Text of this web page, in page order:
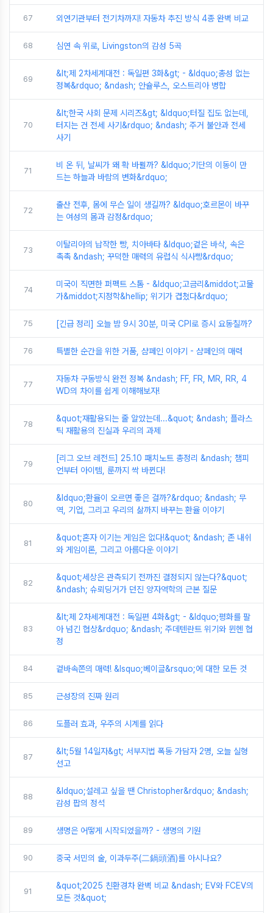
67 외연기관부터 전기차까지! 자동차 추진 방식 4종 완벽 비교
68 심연 속 위로, Livingston의 감성 5곡
69
&lt;제 2차세계대전 : 독일편 3화&gt; - &ldquo;총성 없는
정복&rdquo; &ndash; 안슐루스, 오스트리아 병합
70
&lt;한국 사회 문제 시리즈&gt; &ldquo;터질 집도 없는데,
터지는 건 전세 사기&rdquo; &ndash; 주거 불안과 전세
사기
71
비 온 뒤, 날씨가 왜 확 바뀔까? &ldquo;기단의 이동이 만
드는 하늘과 바람의 변화&rdquo;
72
출산 전후, 몸에 무슨 일이 생길까? &ldquo;호르몬이 바꾸
는 여성의 몸과 감정&rdquo;
73
이탈리아의 납작한 빵, 치아바타 &ldquo;겉은 바삭, 속은
촉촉 &ndash; 꾸덕한 매력의 유럽식 식사빵&rdquo;
74
미국이 직면한 퍼펙트 스톰 - &ldquo;고금리&middot;고물
가&middot;지정학&hellip; 위기가 겹쳤다&rdquo;
75 [긴급 정리] 오늘 밤 9시 30분, 미국 CPI로 증시 요동칠까?
76 특별한 순간을 위한 거품, 샴페인 이야기 - 샴페인의 매력
77
자동차 구동방식 완전 정복 &ndash; FF, FR, MR, RR, 4
WD의 차이를 쉽게 이해해보자!
78
&quot;재활용되는 줄 알았는데...&quot; &ndash; 플라스
틱 재활용의 진실과 우리의 과제
79
[리그 오브 레전드] 25.10 패치노트 총정리 &ndash; 챔피
언부터 아이템, 룬까지 싹 바뀐다!
80
&ldquo;환율이 오르면 좋은 걸까?&rdquo; &ndash; 무
역, 기업, 그리고 우리의 삶까지 바꾸는 환율 이야기
81
&quot;혼자 이기는 게임은 없다!&quot; &ndash; 존 내쉬
와 게임이론, 그리고 아름다운 이야기
82
&quot;세상은 관측되기 전까진 결정되지 않는다?&quot;
&ndash; 슈뢰딩거가 던진 양자역학의 근본 질문
83
&lt;제 2차세계대전 : 독일편 4화&gt; - &ldquo;평화를 팔
아 넘긴 협상&rdquo; &ndash; 주데텐란트 위기와 뮌헨 협
정
84 겉바속쫀의 매력! &lsquo;베이글&rsquo;에 대한 모든 것
85 근성장의 진짜 원리
86 도플러 효과, 우주의 시계를 읽다
87
&lt;5월 14일자&gt; 서부지법 폭동 가담자 2명, 오늘 실형
선고
88
&ldquo;설레고 싶을 땐 Christopher&rdquo; &ndash;
감성 팝의 정석
89 생명은 어떻게 시작되었을까? - 생명의 기원
90 중국 서민의 술, 이과두주(二鍋頭酒)를 아시나요?
91
&quot;2025 친환경차 완벽 비교 &ndash; EV와 FCEV의
모든 것&quot;